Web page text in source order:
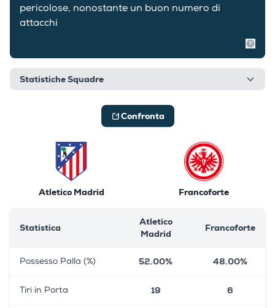
pericolose, nonostante un buon numero di
attacchi
Statistiche Squadre
Confronta
Atletico Madrid Francoforte
Statistica
Atletico
Madrid
Francoforte
Possesso Palla (%) 52.00% 48.00%
Tiri in Porta 19 6